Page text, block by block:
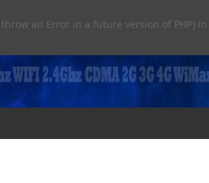
throw an Error in a future version of PHP) in